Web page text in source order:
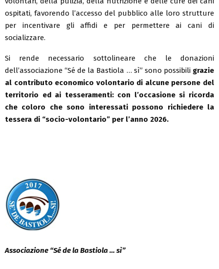
ospitati, favorendo l’accesso del pubblico alle loro strutture
per incentivare gli affidi e per permettere ai cani di
socializzare.
Si rende necessario sottolineare che le donazioni
dell’associazione “Sé de la Bastiola … sì” sono possibili grazie
al contributo economico volontario di alcune persone del
territorio ed ai tesseramenti: con l’occasione si ricorda
che coloro che sono interessati possono richiedere la
tessera di “socio-volontario” per l’anno 2026.
Associazione “Sé de la Bastiola … sì”